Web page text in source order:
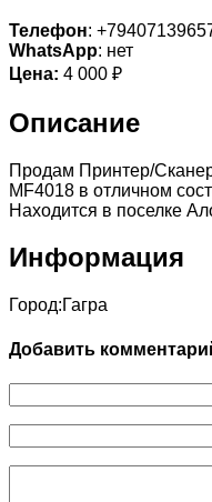
Телефон:
WhatsApp: нет
Цена: 4 000 ₽
Описание
Продам Принтер/
MF4018 в отличном
Находится в поселке
Информация
Город:Гагра
Добавить